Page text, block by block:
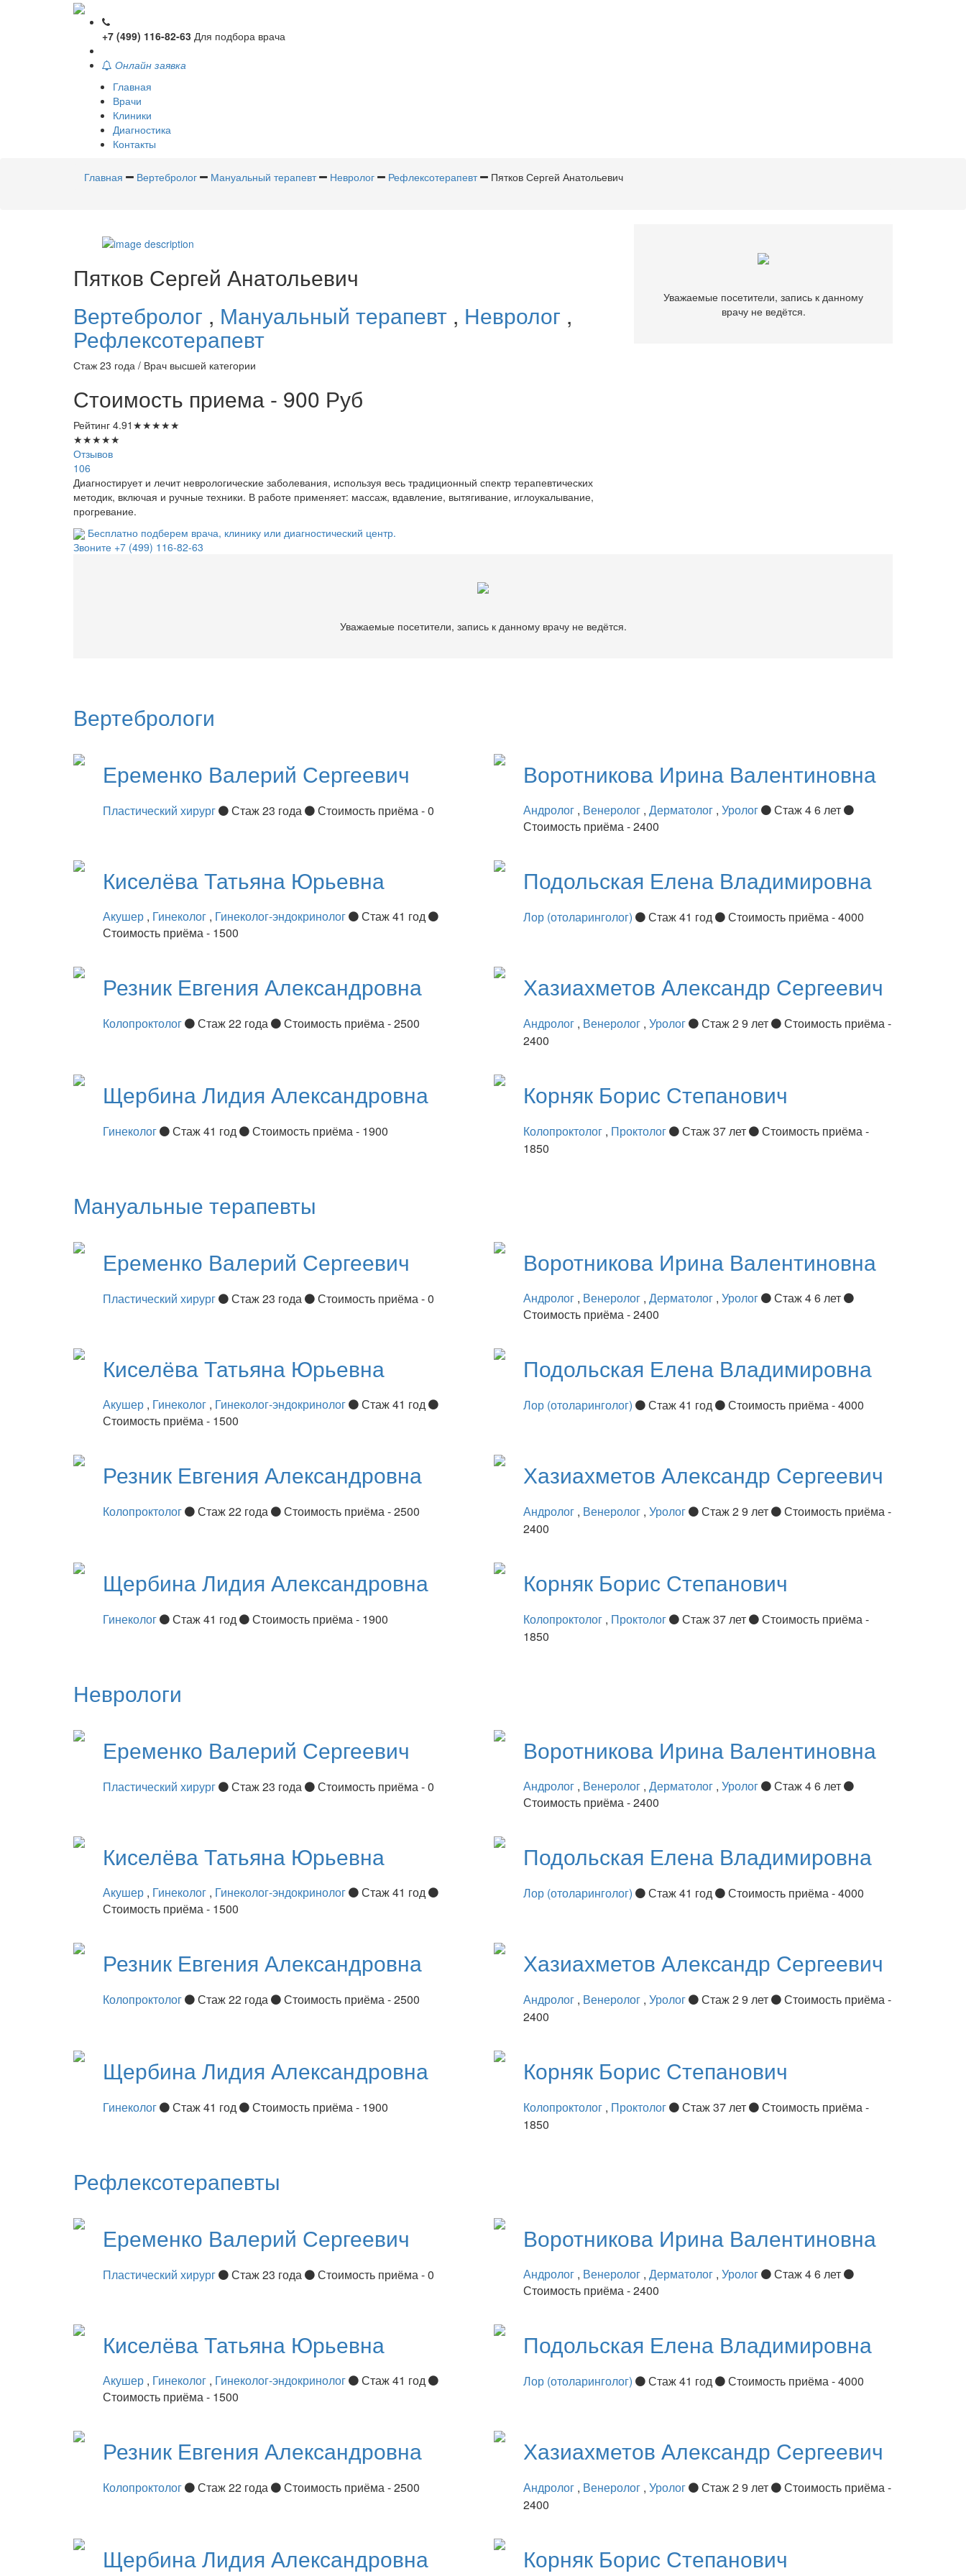
+7 (499) 116-82-63 Для подбора врача
Онлайн заявка
Главная
Врачи
Клиники
Диагностика
Контакты
Главная Вертебролог Мануальный терапевт Невролог Рефлексотерапевт Пятков Сергей Анатольевич
Пятков Сергей Анатольевич
Вертебролог , Мануальный терапевт , Невролог ,
Рефлексотерапевт
Стаж 23 года / Врач высшей категории
Стоимость приема - 900 Руб
Рейтинг 4.91 ★★★★★
★★★★★
Отзывов
106
Диагностирует и лечит неврологические заболевания, используя весь традиционный спектр терапевтических
методик, включая и ручные техники. В работе применяет: массаж, вдавление, вытягивание, иглоукалывание,
прогревание.
Бесплатно подберем врача, клинику или диагностический центр.
Звоните +7 (499) 116-82-63
Уважаемые посетители, запись к данному
врачу не ведётся.
Уважаемые посетители, запись к данному врачу не ведётся.
Вертебрологи
Еременко Валерий Сергеевич
Пластический хирург Стаж 23 года Стоимость приёма - 0
Воротникова Ирина Валентиновна
Андролог , Венеролог , Дерматолог , Уролог
Стаж 4 6 лет
Стоимость приёма - 2400
КиселёваТатьяна Юрьевна
Акушер , Гинеколог , Гинеколог-эндокринолог
Стаж 41 год
Стоимость приёма - 1500
Подольская Елена Владимировна
Лор (отоларинголог) Стаж 41 год Стоимость приёма - 4000
Резник Евгения Александровна
Колопроктолог Стаж 22 года Стоимость приёма - 2500
Хазиахметов Александр Сергеевич
Андролог , Венеролог , Уролог Стаж 2 9 лет
Стоимость приёма -
2400
ЩербинаЛидия Александровна
Гинеколог Стаж 41 год Стоимость приёма - 1900
Корняк Борис Степанович
Колопроктолог , Проктолог Стаж 37 лет
Стоимость приёма -
1850
Мануальные терапевты
Еременко Валерий Сергеевич
Пластический хирург Стаж 23 года Стоимость приёма - 0
Воротникова Ирина Валентиновна
Андролог , Венеролог , Дерматолог , Уролог
Стаж 4 6 лет
Стоимость приёма - 2400
КиселёваТатьяна Юрьевна
Акушер , Гинеколог , Гинеколог-эндокринолог
Стаж 41 год
Стоимость приёма - 1500
Подольская Елена Владимировна
Лор (отоларинголог) Стаж 41 год Стоимость приёма - 4000
Резник Евгения Александровна
Колопроктолог Стаж 22 года Стоимость приёма - 2500
Хазиахметов Александр Сергеевич
Андролог , Венеролог , Уролог Стаж 2 9 лет
Стоимость приёма -
2400
ЩербинаЛидия Александровна
Гинеколог Стаж 41 год Стоимость приёма - 1900
Корняк Борис Степанович
Колопроктолог , Проктолог Стаж 37 лет
Стоимость приёма -
1850
Неврологи
Еременко Валерий Сергеевич
Пластический хирург Стаж 23 года Стоимость приёма - 0
Воротникова Ирина Валентиновна
Андролог , Венеролог , Дерматолог , Уролог
Стаж 4 6 лет
Стоимость приёма - 2400
КиселёваТатьяна Юрьевна
Акушер , Гинеколог , Гинеколог-эндокринолог
Стаж 41 год
Стоимость приёма - 1500
Подольская Елена Владимировна
Лор (отоларинголог) Стаж 41 год Стоимость приёма - 4000
Резник Евгения Александровна
Колопроктолог Стаж 22 года Стоимость приёма - 2500
Хазиахметов Александр Сергеевич
Андролог , Венеролог , Уролог Стаж 2 9 лет
Стоимость приёма -
2400
ЩербинаЛидия Александровна
Гинеколог Стаж 41 год Стоимость приёма - 1900
Корняк Борис Степанович
Колопроктолог , Проктолог Стаж 37 лет
Стоимость приёма -
1850
Рефлексотерапевты
Еременко Валерий Сергеевич
Пластический хирург Стаж 23 года Стоимость приёма - 0
Воротникова Ирина Валентиновна
Андролог , Венеролог , Дерматолог , Уролог
Стаж 4 6 лет
Стоимость приёма - 2400
КиселёваТатьяна Юрьевна
Акушер , Гинеколог , Гинеколог-эндокринолог
Стаж 41 год
Стоимость приёма - 1500
Подольская Елена Владимировна
Лор (отоларинголог) Стаж 41 год Стоимость приёма - 4000
Резник Евгения Александровна
Колопроктолог Стаж 22 года Стоимость приёма - 2500
Хазиахметов Александр Сергеевич
Андролог , Венеролог , Уролог Стаж 2 9 лет
Стоимость приёма -
2400
ЩербинаЛидия Александровна Корняк Борис Степанович